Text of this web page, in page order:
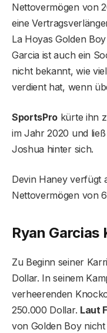
Nettovermögen von
eine
La Hoyas Golden
Garcia ist auch ein
nicht bekannt, wie
verdient hat, wenn
SportsPro kürte ihn
im Jahr 2020 und
Joshua hinter sich.
Devin Haney verfügt
Nettovermögen von
Ryan
Zu Beginn seiner
Dollar. In seinem
verheerenden
250.000 Dollar. Laut
von Golden Boy